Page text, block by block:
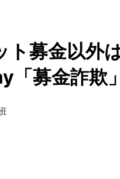
ト募金以
「募金詐欺